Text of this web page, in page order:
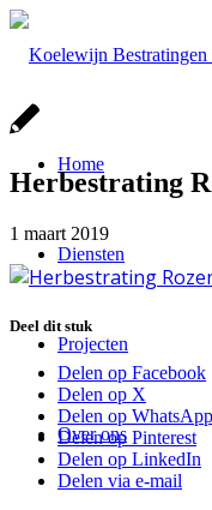
Home
Diensten
Projecten
Over ons
Herbestrating
1 maart 2019
Deel dit stuk
Delen op Facebook
Delen op X
Delen op WhatsApp
Delen op Pinterest
Delen op LinkedIn
Delen via e-mail